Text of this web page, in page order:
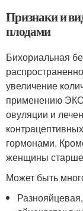
Признаки и
плодами
Бихориальная
увеличение
применению
овуляции и
гормонами.
женщины старше
Может быть